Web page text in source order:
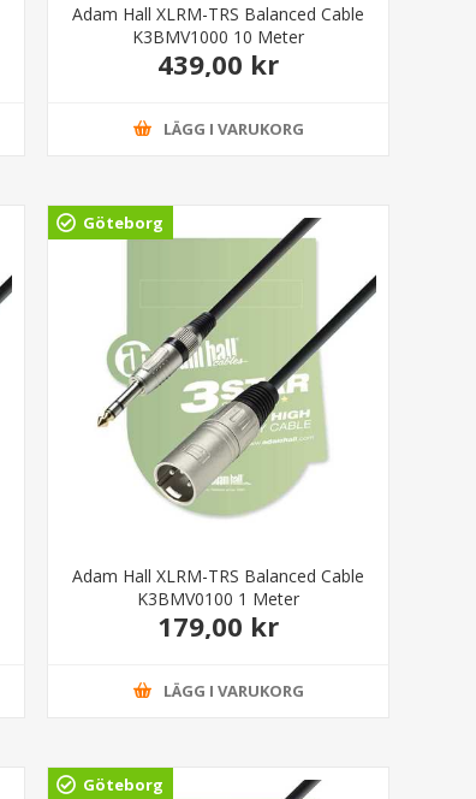
Adam Hall XLRM-TRS Balanced Cable
K3BMV1000 10 Meter
439,00 kr
LÄGG I VARUKORG
Göteborg
Adam Hall XLRM-TRS Balanced Cable
K3BMV0100 1 Meter
179,00 kr
LÄGG I VARUKORG
Göteborg